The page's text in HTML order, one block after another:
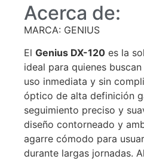
Acerca de:
MARCA: GENIUS
El Genius DX-120 es la
ideal para quienes
uso inmediata y sin
óptico de alta definición
seguimiento preciso y
diseño contorneado y
agarre cómodo para
durante largas jornadas.